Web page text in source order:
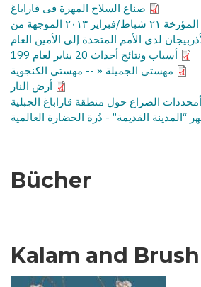
صناع السلاح المهرة فى قاراباغ
مرفق الرسالة المؤرخة ٢١ شباط/فبراير ٢٠١٣ الموجهة من
لدى الأمم المتحدة إلى الأمين العام
أسباب ونتائج أحداث 20 يناير لعام 199
مهستي الجميلة « -- مهستي الكنجوية
أرض النار
أمحددات الصراع حول منطقة قاراباغ الجبلية
“المدينة القديمة” - دُرة الحضارة العالمية
Bücher
Kalam and Brush